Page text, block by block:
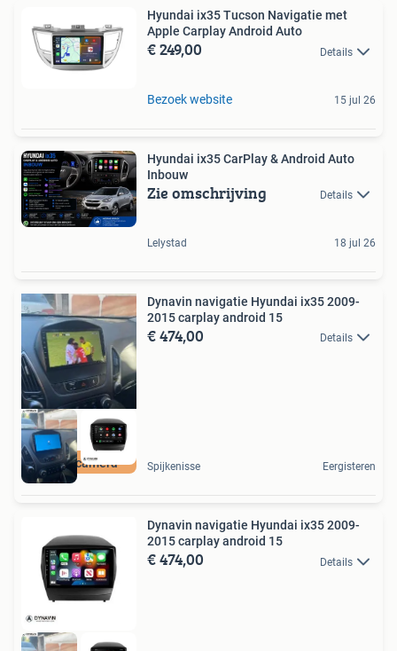
Hyundai ix35 Tucson Navigatie met
Apple Carplay Android Auto
€ 249,00 Details
Bezoek website 15 jul 26
Hyundai ix35 CarPlay & Android Auto
Inbouw
Zie omschrijving Details
Lelystad 18 jul 26
gratis camera
Dynavin navigatie Hyundai ix35 2009-
2015 carplay android 15
€ 474,00 Details
Spijkenisse Eergisteren
Dynavin navigatie Hyundai ix35 2009-
2015 carplay android 15
€ 474,00 Details